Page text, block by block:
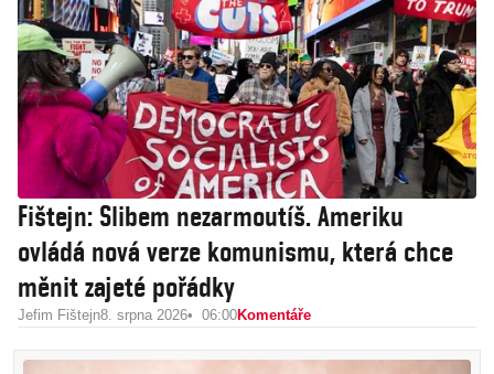
Fištejn: Slibem nezarmoutíš. Ameriku
ovládá nová verze komunismu, která chce
měnit zajeté pořádky
Jefim Fištejn8. srpna 2026 06:00Komentáře